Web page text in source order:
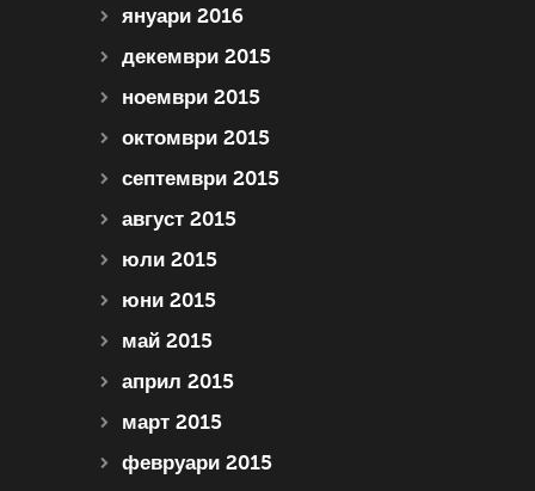
януари 2016
декември 2015
ноември 2015
октомври 2015
септември 2015
август 2015
юли 2015
юни 2015
май 2015
април 2015
март 2015
февруари 2015